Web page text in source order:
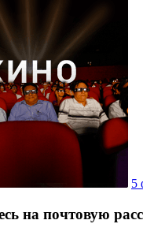
5
на почтовую